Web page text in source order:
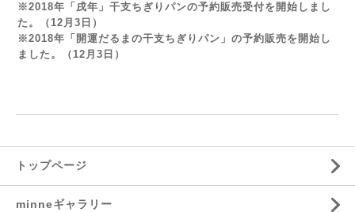
※2018年「戌年」干支ちぎりパンの予約販売受付を開始しまし
た。（12月3日）
※2018年「開運だるまの干支ちぎりパン」 の予約販売を開始し
ました。（12月3日）
トップページ
minneギャラリー